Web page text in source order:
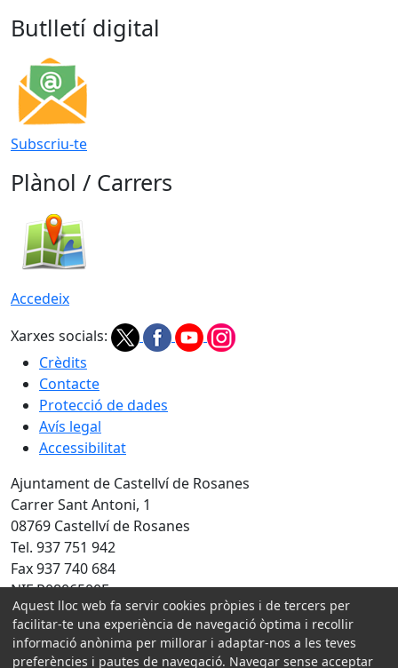
Butlletí digital
Subscriu-te
Plànol / Carrers
Accedeix
Xarxes socials:
Crèdits
Contacte
Protecció de dades
Avís legal
Accessibilitat
Ajuntament de Castellví de Rosanes
Carrer Sant Antoni, 1
08769 Castellví de Rosanes
Tel. 937 751 942
Fax 937 740 684
NIF P0806500E
Amb la col·laboració de:
Aquest lloc web fa servir cookies pròpies i de tercers per
facilitar-te una experiència de navegació òptima i recollir
informació anònima per millorar i adaptar-nos a les teves
preferències i pautes de navegació. Navegar sense acceptar